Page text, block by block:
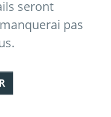
seront
pas